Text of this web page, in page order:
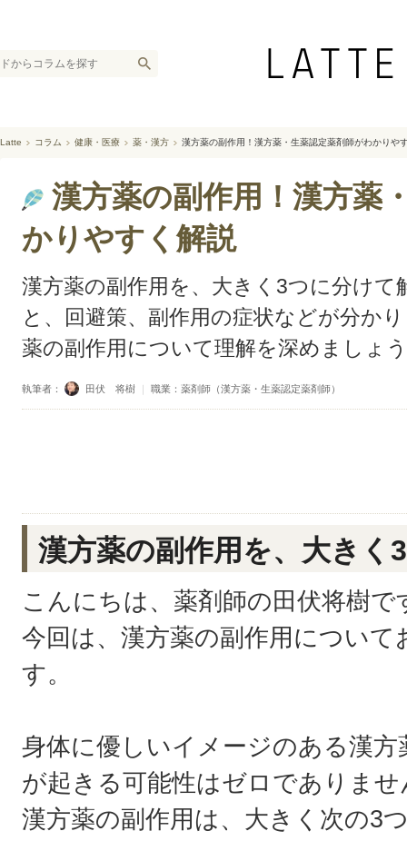
Latte コラム 健康・医療 薬・漢方 漢方薬の副作用！漢方薬・生薬認定薬剤師がわかりや
漢方薬の副作用！漢方薬
かりやすく解説
漢方薬の副作用を、大きく3つに分けて
と、回避策、副作用の症状などが分か
薬の副作用について理解を深めましょ
執筆者： 田伏 将樹 ｜ 職業：薬剤師（漢方薬・生薬認定薬剤師）
漢方薬の副作用を、大きく
こんにちは、薬剤師の田伏将樹で
今回は、漢方薬の副作用につい
す。
身体に優しいイメージのある漢
が起きる可能性はゼロでありませ
漢方薬の副作用は、大きく次の3